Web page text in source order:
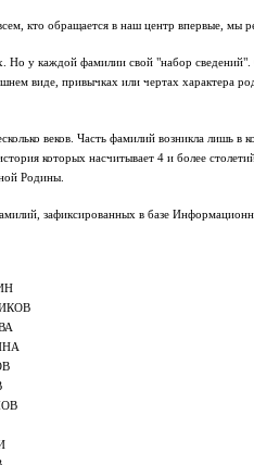
кто обращается в наш центр впервые, мы
Но у каждой фамилии свой "набор
виде, привычках или чертах
веков. Часть фамилий возникла лишь
которых насчитывает 4 и более
Родины.
зафиксированных в базе